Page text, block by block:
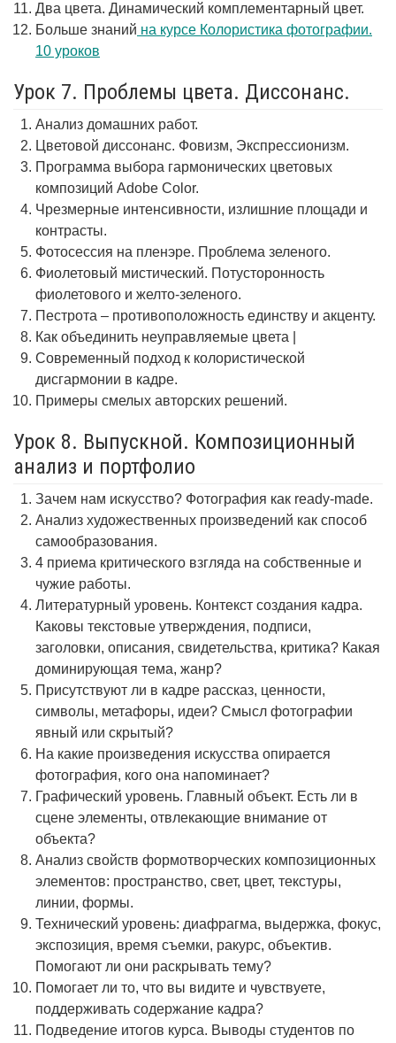
Два цвета. Динамический комплементарный цвет.
Больше знаний на курсе Колористика фотографии.
10 уроков
Урок 7. Проблемы цвета. Диссонанс.
Анализ домашних работ.
Цветовой диссонанс. Фовизм, Экспрессионизм.
Программа выбора гармонических цветовых
композиций Adobe Color.
Чрезмерные интенсивности, излишние площади и
контрасты.
Фотосессия на пленэре. Проблема зеленого.
Фиолетовый мистический. Потусторонность
фиолетового и желто-зеленого.
Пестрота – противоположность единству и акценту.
Как объединить неуправляемые цвета |
Современный подход к колористической
дисгармонии в кадре.
Примеры смелых авторских решений.
Урок 8. Выпускной. Композиционный
анализ и портфолио
Зачем нам искусство? Фотография как ready-made.
Анализ художественных произведений как способ
самообразования.
4 приема критического взгляда на собственные и
чужие работы.
Литературный уровень. Контекст создания кадра.
Каковы текстовые утверждения, подписи,
заголовки, описания, свидетельства, критика? Какая
доминирующая тема, жанр?
Присутствуют ли в кадре рассказ, ценности,
символы, метафоры, идеи? Смысл фотографии
явный или скрытый?
На какие произведения искусства опирается
фотография, кого она напоминает?
Графический уровень. Главный объект. Есть ли в
сцене элементы, отвлекающие внимание от
объекта?
Анализ свойств формотворческих композиционных
элементов: пространство, свет, цвет, текстуры,
линии, формы.
Технический уровень: диафрагма, выдержка, фокус,
экспозиция, время съемки, ракурс, объектив.
Помогают ли они раскрывать тему?
Помогает ли то, что вы видите и чувствуете,
поддерживать содержание кадра?
Подведение итогов курса. Выводы студентов по